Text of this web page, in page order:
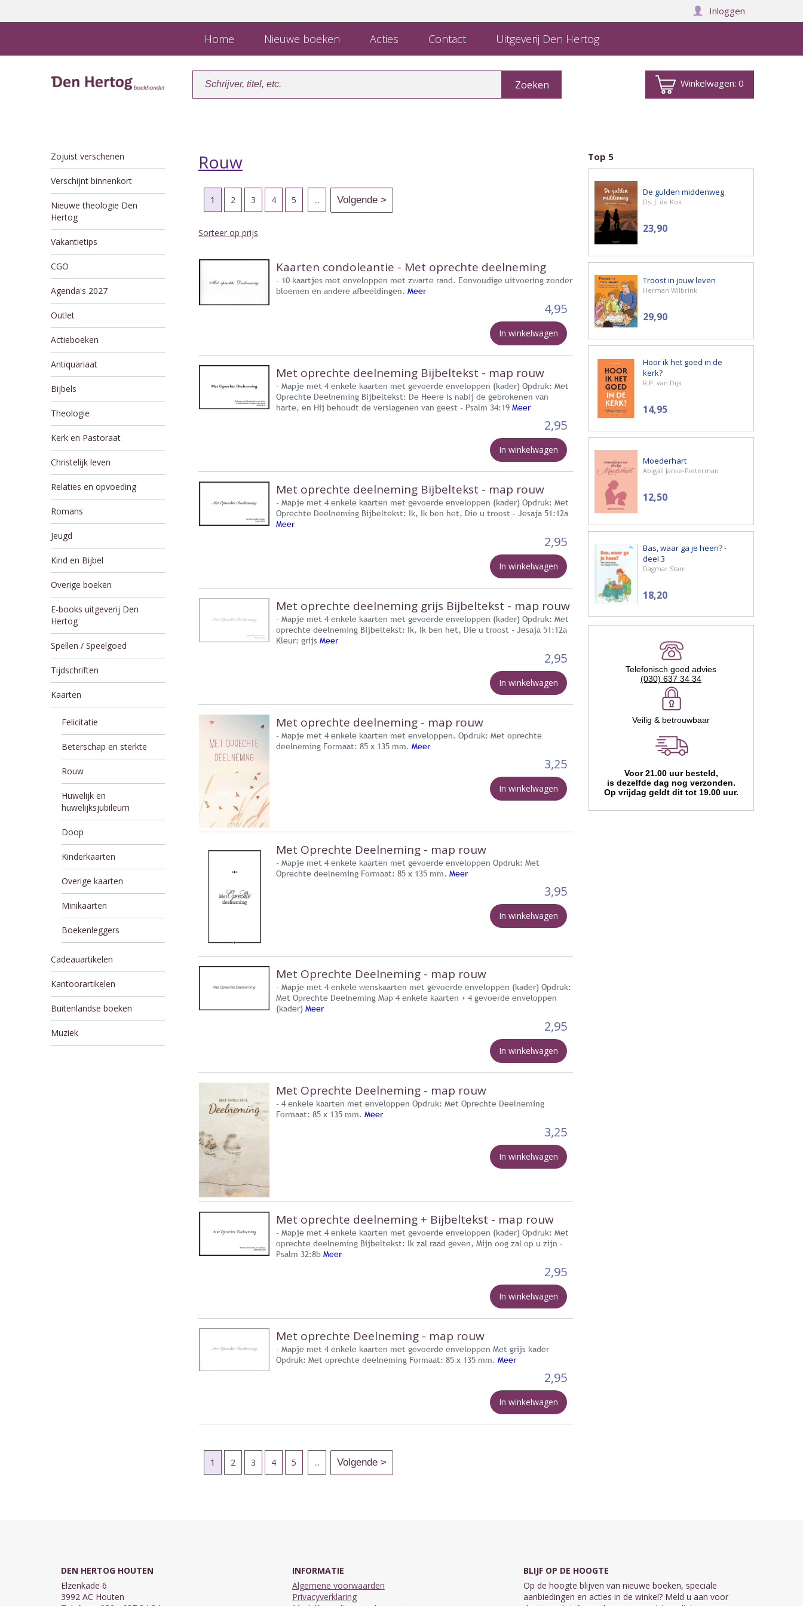
Inloggen
Home Nieuwe boeken Acties Contact Uitgeverij Den Hertog
Winkelwagen:0
Zojuist verschenen
Verschijnt binnenkort
Nieuwe theologie Den
Hertog
Vakantietips
CGO
Agenda's 2027
Outlet
Actieboeken
Antiquariaat
Bijbels
Theologie
Kerk en Pastoraat
Christelijk leven
Relaties en opvoeding
Romans
Jeugd
Kind en Bijbel
Overige boeken
E-books uitgeverij Den
Hertog
Spellen / Speelgoed
Tijdschriften
Kaarten
Felicitatie
Beterschap en sterkte
Rouw
Huwelijk en
huwelijksjubileum
Doop
Kinderkaarten
Overige kaarten
Minikaarten
Boekenleggers
Cadeauartikelen
Kantoorartikelen
Buitenlandse boeken
Muziek
Rouw
1 2 3 4 5 ...
Sorteer op prijs
Kaarten condoleantie - Met oprechte deelneming
- 10 kaartjes met enveloppen met zwarte rand. Eenvoudige uitvoering zonder
bloemen en andere afbeeldingen. Meer
4,95
In winkelwagen
Met oprechte deelneming Bijbeltekst - map rouw
- Mapje met 4 enkele kaarten met gevoerde enveloppen (kader) Opdruk: Met
Oprechte Deelneming Bijbeltekst: De Heere is nabij de gebrokenen van
harte, en Hij behoudt de verslagenen van geest - Psalm 34:19 Meer
2,95
In winkelwagen
Met oprechte deelneming Bijbeltekst - map rouw
- Mapje met 4 enkele kaarten met gevoerde enveloppen (kader) Opdruk: Met
Oprechte Deelneming Bijbeltekst: Ik, Ik ben het, Die u troost - Jesaja 51:12a
Meer
2,95
In winkelwagen
Met oprechte deelneming grijs Bijbeltekst - map rouw
- Mapje met 4 enkele kaarten met gevoerde enveloppen (kader) Opdruk: Met
oprechte deelneming Bijbeltekst: Ik, Ik ben het, Die u troost - Jesaja 51:12a
Kleur: grijs Meer
2,95
In winkelwagen
Met oprechte deelneming - map rouw
- Mapje met 4 enkele kaarten met enveloppen. Opdruk: Met oprechte
deelneming Formaat: 85 x 135 mm. Meer
3,25
In winkelwagen
Met Oprechte Deelneming - map rouw
- Mapje met 4 enkele kaarten met gevoerde enveloppen Opdruk: Met
Oprechte deelneming Formaat: 85 x 135 mm. Meer
3,95
In winkelwagen
Met Oprechte Deelneming - map rouw
- Mapje met 4 enkele wenskaarten met gevoerde enveloppen (kader) Opdruk:
Met Oprechte Deelneming Map 4 enkele kaarten + 4 gevoerde enveloppen
(kader) Meer
2,95
In winkelwagen
Met Oprechte Deelneming - map rouw
- 4 enkele kaarten met enveloppen Opdruk: Met Oprechte Deelneming
Formaat: 85 x 135 mm. Meer
3,25
In winkelwagen
Met oprechte deelneming + Bijbeltekst - map rouw
- Mapje met 4 enkele kaarten met gevoerde enveloppen (kader) Opdruk: Met
oprechte deelneming Bijbeltekst: Ik zal raad geven, Mijn oog zal op u zijn -
Psalm 32:8b Meer
2,95
In winkelwagen
Met oprechte Deelneming - map rouw
- Mapje met 4 enkele kaarten met gevoerde enveloppen Met grijs kader
Opdruk: Met oprechte deelneming Formaat: 85 x 135 mm. Meer
2,95
In winkelwagen
1 2 3 4 5 ...
Top 5
De gulden middenweg
Ds. J. de Kok
23,90
Troost in jouw leven
Herman Wilbrink
29,90
Hoor ik het goed in de
kerk?
R.P. van Dijk
14,95
Moederhart
Abigaïl Janse-Pieterman
12,50
Bas, waar ga je heen? -
deel 3
Dagmar Stam
18,20
Telefonisch goed advies
(030) 637 34 34
Veilig & betrouwbaar
Voor 21.00 uur besteld,
is dezelfde dag nog verzonden.
Op vrijdag geldt dit tot 19.00 uur.
DEN HERTOG HOUTEN
Elzenkade 6
3992 AC Houten
INFORMATIE
Algemene voorwaarden
Privacyverklaring
BLIJF OP DE HOOGTE
Op de hoogte blijven van nieuwe boeken, speciale
aanbiedingen en acties in de winkel? Meld u aan voor